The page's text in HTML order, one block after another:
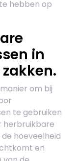
hebben op
in
om bij
te gebruiken
herbruikbare
hoeveelheid
en